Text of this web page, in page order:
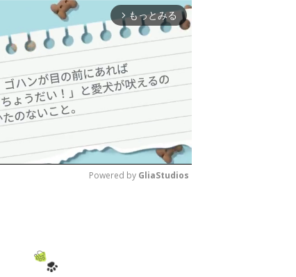
arrow_forward_ios もっとみる
Powered by GliaStudios